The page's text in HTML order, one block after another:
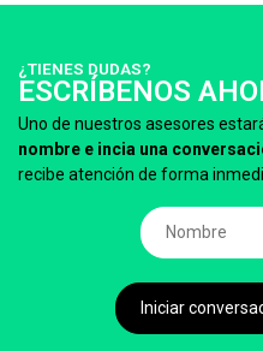
¿TIENES DUDAS?
ESCRÍBENOS
Uno de nuestros asesores
nombre e incia una
recibe atención de forma
Iniciar